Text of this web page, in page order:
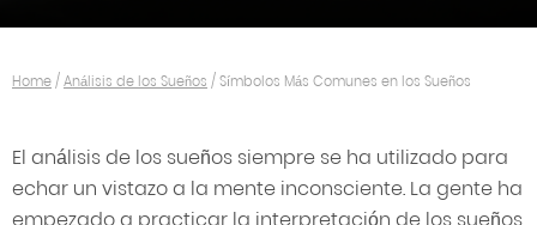
Home/Análisis de los Sueños /Símbolos Más Comunes en los Sueños
El análisis de los sueños siempre se ha utilizado para
echar un vistazo a la mente inconsciente. La gente ha